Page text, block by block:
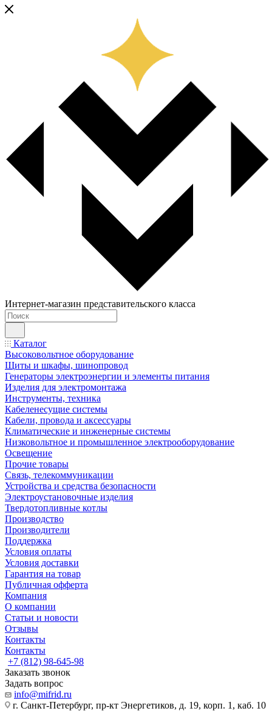
Интернет-магазин представительского класса
Каталог
Высоковольтное оборудование
Щиты и шкафы, шинопровод
Генераторы электроэнергии и элементы питания
Изделия для электромонтажа
Инструменты, техника
Кабеленесущие системы
Кабели, провода и аксессуары
Климатические и инженерные системы
Низковольтное и промышленное электрооборудование
Освещение
Прочие товары
Связь, телекоммуникации
Устройства и средства безопасности
Электроустановочные изделия
Твердотопливные котлы
Производство
Производители
Поддержка
Условия оплаты
Условия доставки
Гарантия на товар
Публичная офферта
Компания
О компании
Статьи и новости
Отзывы
Контакты
Контакты
+7 (812) 98-645-98
Заказать звонок
Задать вопрос
info@mifrid.ru
г. Санкт-Петербург, пр-кт Энергетиков, д. 19, корп. 1, каб. 10